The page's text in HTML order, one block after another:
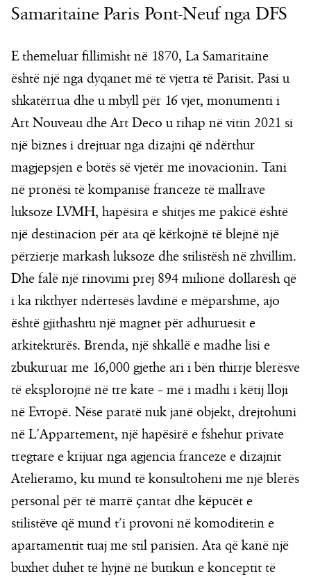
Samaritaine Paris Pont-Neuf nga DFS
E themeluar fillimisht në 1870, La Samaritaine
është një nga dyqanet më të vjetra të Parisit. Pasi u
shkatërrua dhe u mbyll për 16 vjet, monumenti i
Art Nouveau dhe Art Deco u rihap në vitin 2021 si
një biznes i drejtuar nga dizajni që ndërthur
magjepsjen e botës së vjetër me inovacionin. Tani
në pronësi të kompanisë franceze të mallrave
luksoze LVMH, hapësira e shitjes me pakicë është
një destinacion për ata që kërkojnë të blejnë një
përzierje markash luksoze dhe stilistësh në zhvillim.
Dhe falë një rinovimi prej 894 milionë dollarësh që
i ka rikthyer ndërtesës lavdinë e mëparshme, ajo
është gjithashtu një magnet për adhuruesit e
arkitekturës. Brenda, një shkallë e madhe lisi e
zbukuruar me 16,000 gjethe ari i bën thirrje blerësve
të eksplorojnë në tre kate – më i madhi i këtij lloji
në Evropë. Nëse paratë nuk janë objekt, drejtohuni
në L’Appartement, një hapësirë e fshehur private
tregtare e krijuar nga agjencia franceze e dizajnit
Atelieramo, ku mund të konsultoheni me një blerës
personal për të marrë çantat dhe këpucët e
stilistëve që mund t’i provoni në komoditetin e
apartamentit tuaj me stil parisien. Ata që kanë një
buxhet duhet të hyjnë në butikun e konceptit të